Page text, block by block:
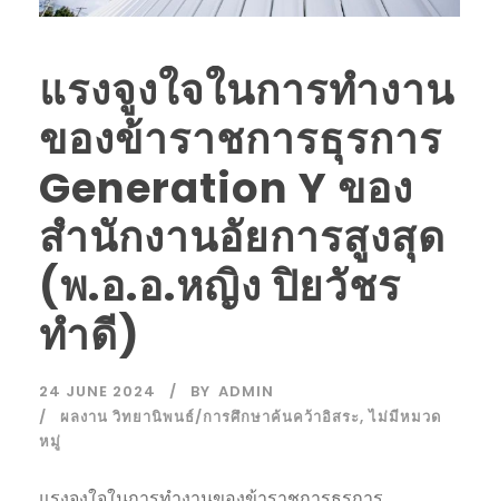
แรงจูงใจในการทำงาน
ของข้าราชการธุรการ
Generation Y ของ
สำนักงานอัยการสูงสุด
(พ.อ.อ.หญิง ปิยวัชร
ทำดี)
24 JUNE 2024 BY ADMIN
ผลงาน วิทยานิพนธ์/การศึกษาค้นคว้าอิสระ, ไม่มีหมวด
หมู่